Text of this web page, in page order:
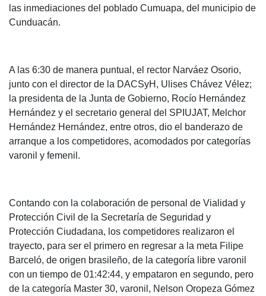
las inmediaciones del poblado Cumuapa, del municipio de
Cunduacán.
A las 6:30 de manera puntual, el rector Narváez Osorio,
junto con el director de la DACSyH, Ulises Chávez Vélez;
la presidenta de la Junta de Gobierno, Rocío Hernández
Hernández y el secretario general del SPIUJAT, Melchor
Hernández Hernández, entre otros, dio el banderazo de
arranque a los competidores, acomodados por categorías
varonil y femenil.
Contando con la colaboración de personal de Vialidad y
Protección Civil de la Secretaría de Seguridad y
Protección Ciudadana, los competidores realizaron el
trayecto, para ser el primero en regresar a la meta Filipe
Barceló, de origen brasileño, de la categoría libre varonil
con un tiempo de 01:42:44, y empataron en segundo, pero
de la categoría Master 30, varonil, Nelson Oropeza Gómez